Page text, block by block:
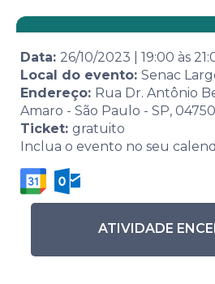
Data: 26/10/2023 19:00 às
Local do evento: Senac
Endereço: Rua Dr. Antônio
Amaro - São Paulo - SP,
Ticket: gratuito
Inclua o evento no seu
ATIVIDADE